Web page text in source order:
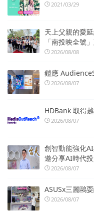
2021/03/29
天上父親的愛
「南投映全號
2026/08/08
鎧應
2026/08/07
HDBank 取得
2026/08/07
創智動能強化
邀分享AI時代
2026/08/07
ASUSx三麗鷗
2026/08/07